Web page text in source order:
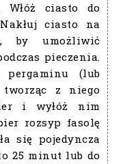
Włóż ciasto do
ciasto na
by umożliwić
pieczenia.
pergaminu (lub
z niego
i wyłóż nim
rozsyp fasolę
się pojedyncza
25 minut lub do